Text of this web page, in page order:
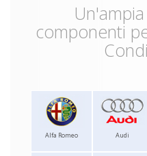
componenti
Alfa Romeo Audi